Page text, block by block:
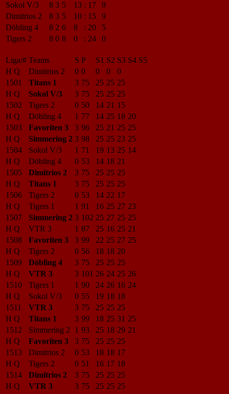
Sokol V/3
8 3 5 13 : 17
9
Dimitrios 2
8 3 5 10 : 15
9
Döbling 4
8 2 6 8 : 20
5
Tigers 2
8 0 8 0 : 24 0
Liga/# Teams S P S1 S2 S3 S4 S5
H Q
Dimitrios 2 0 0 0 0
0
1501
Titans 1 3 75 25 25 25
H Q
Sokol V/3 3 75 25 25 25
1502
Tigers 2 0 50 14 21 15
H Q
Döbling 4 1 77 14 25 18 20
1503
Favoriten 3 3 96 25 21 25 25
H Q
Simmering 2 3 98 25 25 23 25
1504
Sokol V/3 1 71 19 13 25 14
H Q
Döbling 4 0 53 14 18 21
1505
Dimitrios 2 3 75 25 25 25
H Q
Titans 1 3 75 25 25 25
1506
Tigers 2 0 53 14 22 17
H Q
Tigers 1 1 91 16 25 27 23
1507
Simmering 2 3 102 25 27 25 25
H Q
VTR 3 1 87 25 16 25 21
1508
Favoriten 3 3 99 22 25 27 25
H Q
Tigers 2 0 56 18 18 20
1509
Döbling 4 3 75 25 25 25
H Q
VTR 3 3 101 26 24 25 26
1510
Tigers 1 1 90 24 26 16 24
H Q
Sokol V/3 0 55 19 18 18
1511
VTR 3 3 75 25 25 25
H Q
Titans 1 3 99 18 25 31 25
1512
Simmering 2 1 93 25 18 29 21
H Q
Favoriten 3 3 75 25 25 25
1513
Dimitrios 2 0 53 18 18 17
H Q
Tigers 2 0 51 16 17 18
1514
Dimitrios 2 3 75 25 25 25
H Q
VTR 3 3 75 25 25 25